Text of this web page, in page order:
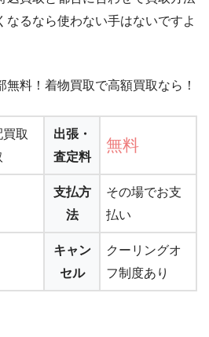
なるなら使わない手はないですよ
料！着物買取で高額買取なら！
取
出張・
査定料
無料
支払方
法
その場でお支
払い
キャン
セル
クーリングオ
フ制度あり